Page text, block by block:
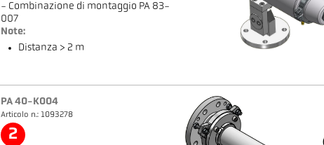
- Combinazione di montaggio PA 83-
007
Note:
Distanza > 2 m
PA 40-K004
Articolo n.: 1093278
2